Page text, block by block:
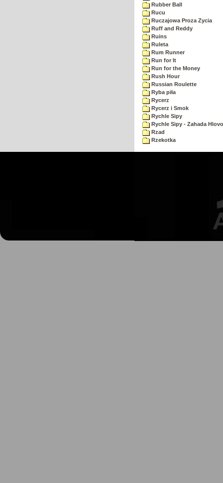
Rubber Ball
Rucu
Ruczajowa Proza Zycia
Ruff and Reddy
Ruins
Ruleta
Rum Runner
Run for It
Run for the Money
Rush Hour
Russian Roulette
Ryba piła
Rycerz
Rycerz i Smok
Rychle Sipy
Rychle Sipy - Zahada
Rzad
Rzekotka